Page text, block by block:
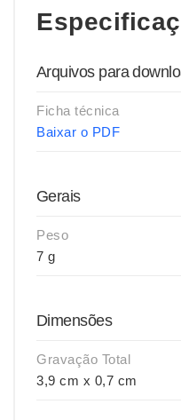
Arquivos para
Ficha técnica
Baixar o PDF
Gerais
Peso
7 g
Dimensões
Gravação Total
3,9 cm x 0,7 cm